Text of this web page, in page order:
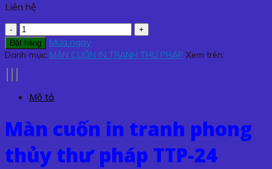
Liên hệ
Màn
cuốn
in
thư
TTP-
24
số
lượng
Đặt hàng Mua ngay
Danh mục: MÀN CUỐN IN TRANH THƯ PHÁP Xem trên:
Mô tả
Màn cuốn in tranh phong
thủy thư pháp TTP-24